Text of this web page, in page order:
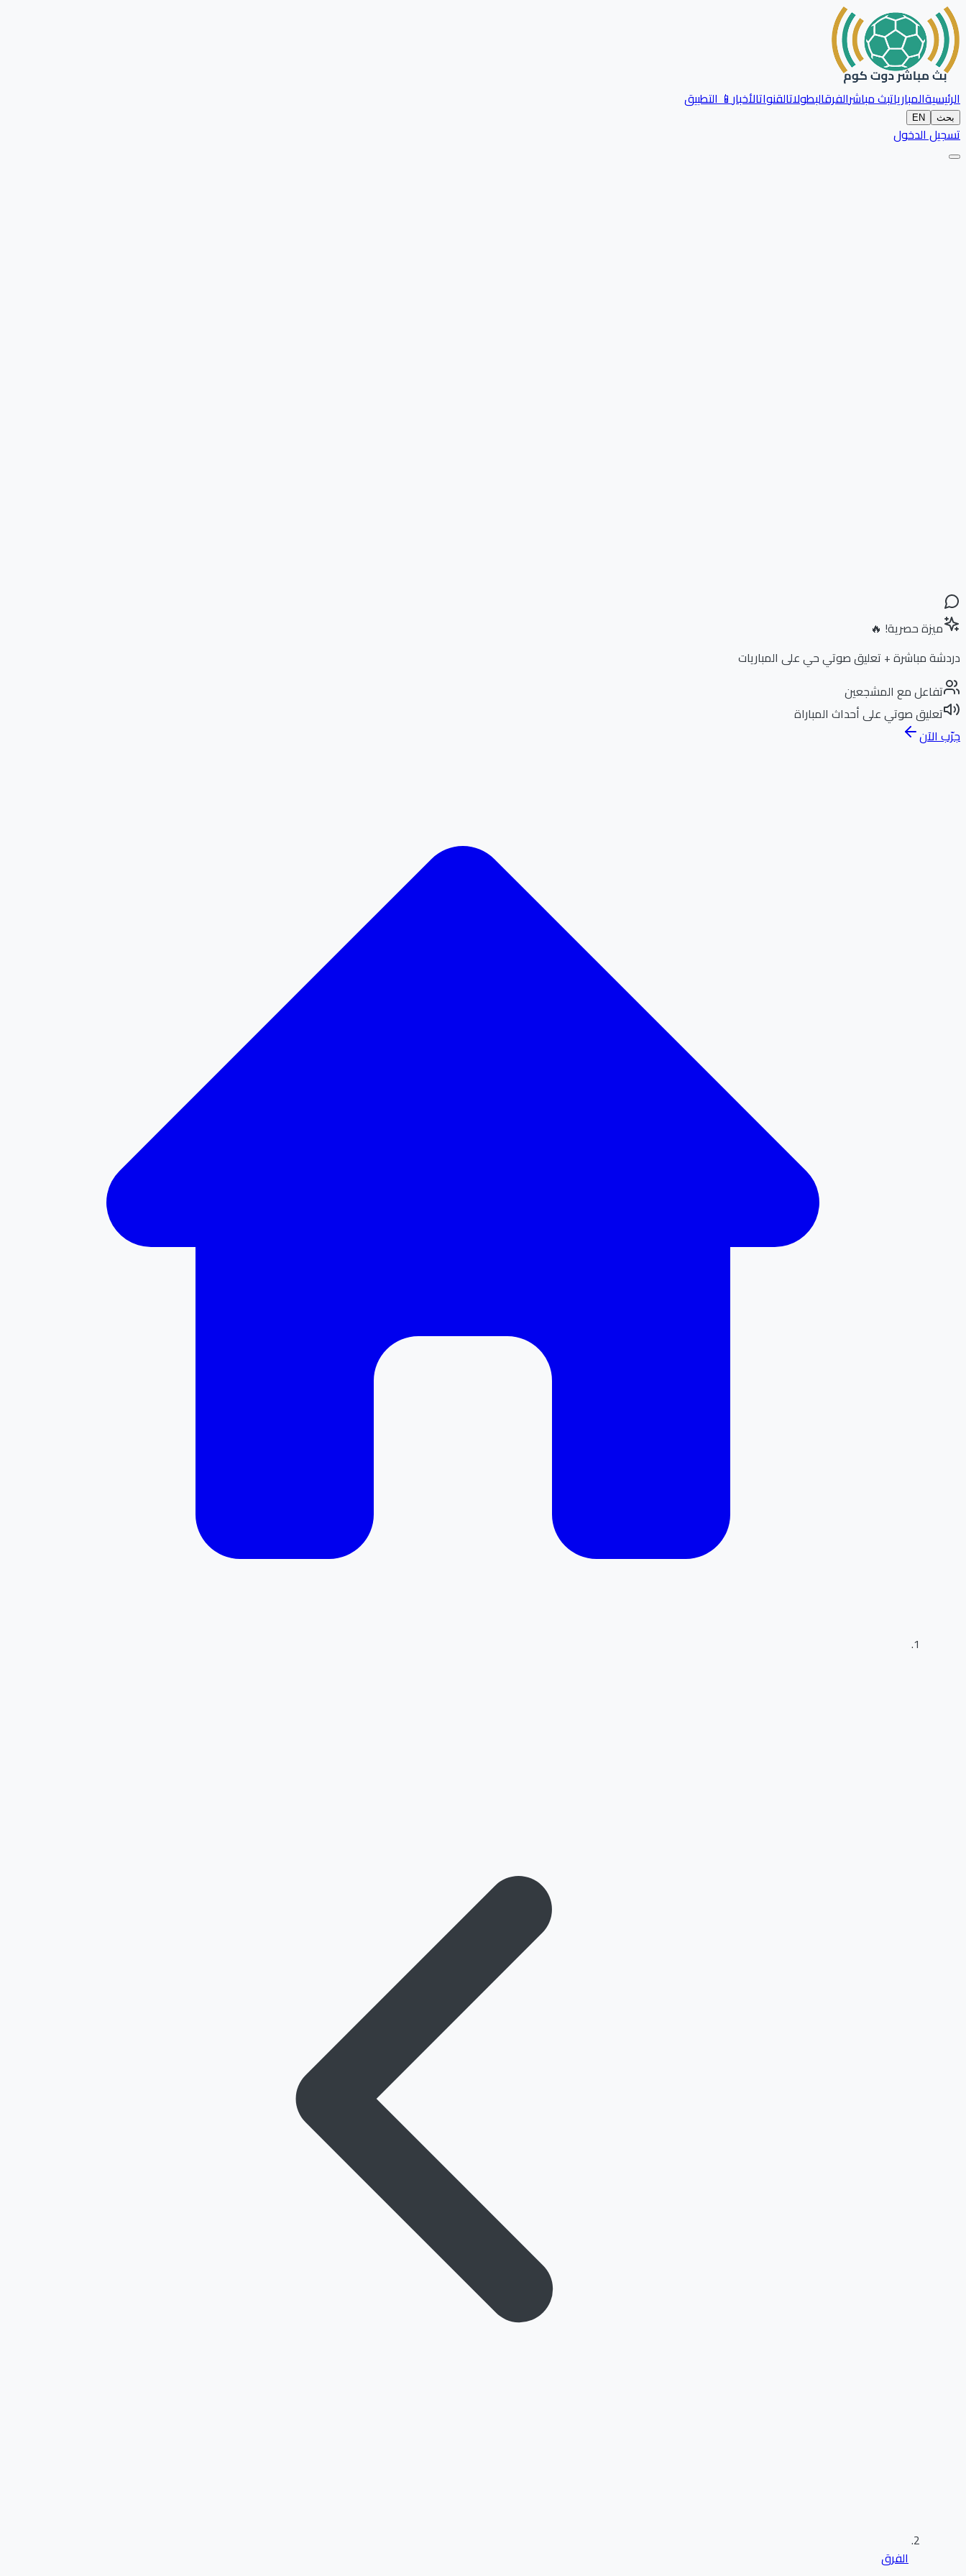
الرئيسيةالمبارياتبث مباشرالفرقالبطولاتالقنواتالأخبار📱 التطبيق
بحث EN
تسجيل الدخول
ميزة حصرية! 🔥
دردشة مباشرة + تعليق صوتي حي على المباريات
تفاعل مع المشجعين
تعليق صوتي على أحداث المباراة
جرّب الآن
الفرق